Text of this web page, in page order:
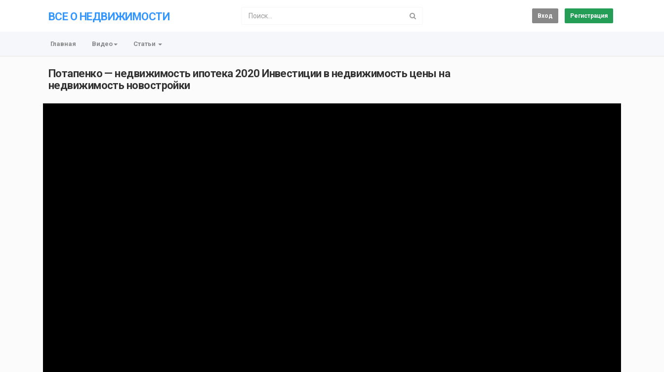
ВСЕ О НЕДВИЖИМОСТИ Вход Регистрация
Главная Видео Статьи
Потапенко — недвижимость ипотека 2020 Инвестиции в недвижимость цены на
недвижимость новостройки